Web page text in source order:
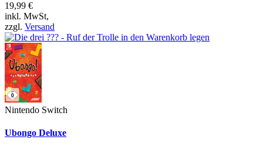
19,99 €
inkl. MwSt,
zzgl. Versand
Nintendo Switch
Ubongo Deluxe